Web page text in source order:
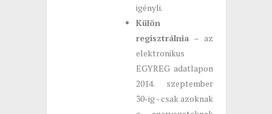
igényli.
Külön
regisztrálnia– az
elektronikus
EGYREG adatlapon
2014. szeptember
30-ig - csak azoknak